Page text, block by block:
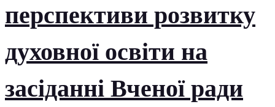
перспективи розвитку
духовної освіти на
засіданні Вченої ради